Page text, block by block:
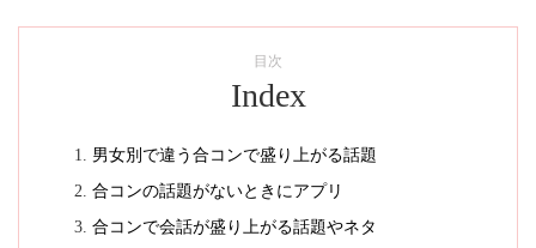
目次
Index
男女別で違う合コンで盛り上がる話題
合コンの話題がないときにアプリ
合コンで会話が盛り上がる話題やネタ